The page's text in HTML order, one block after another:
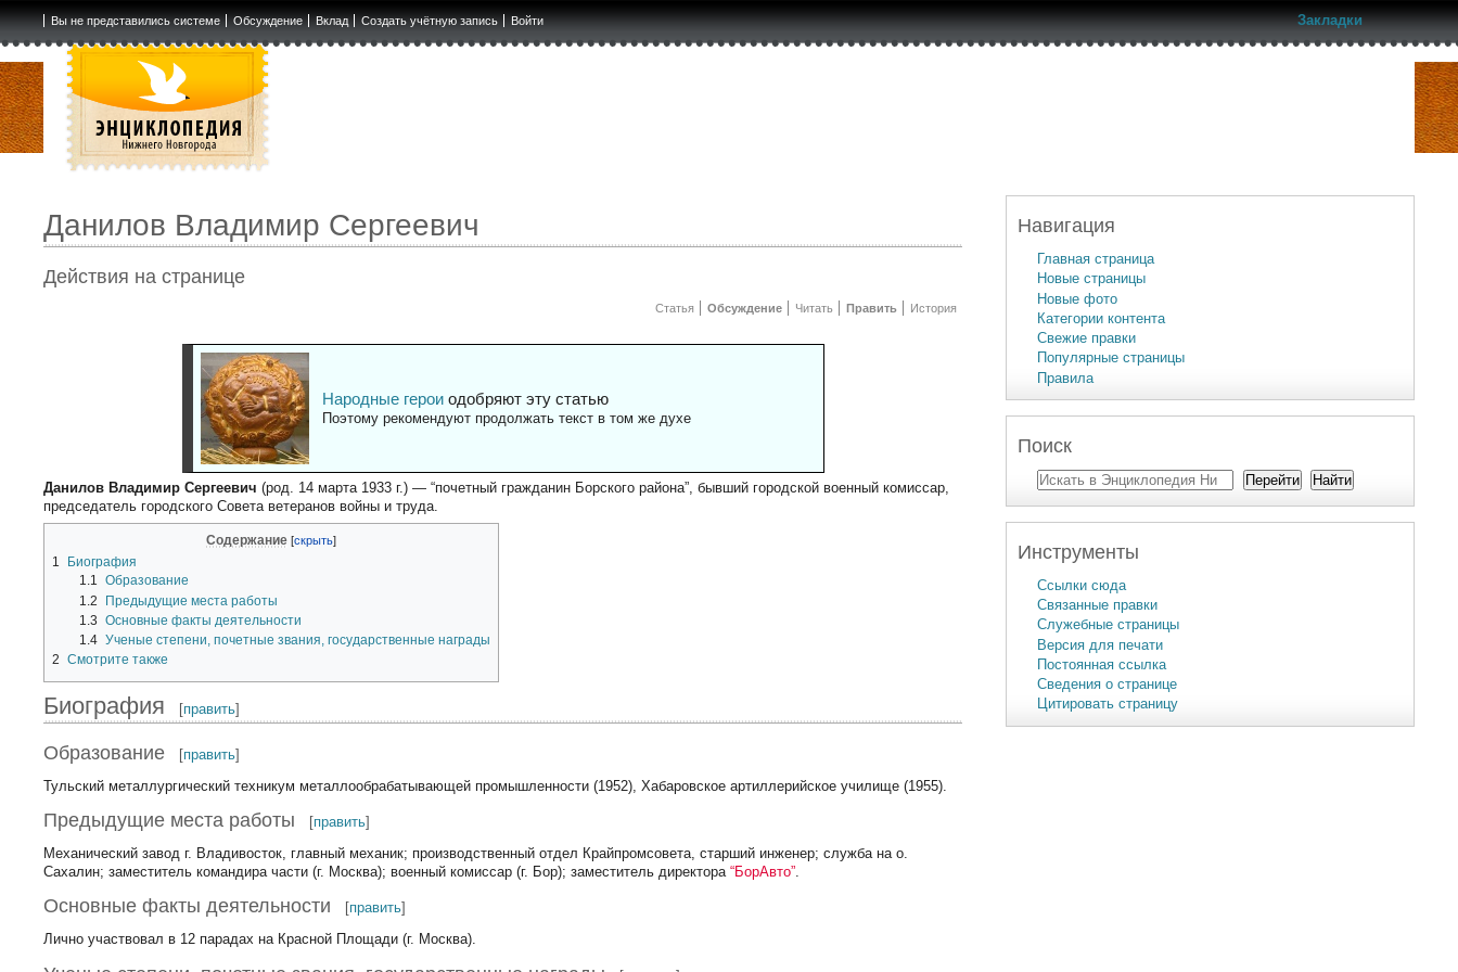
Вы не представились системе Обсуждение Вклад Создать учётную запись Войти Закладки
Данилов Владимир Сергеевич
Действия на странице
Статья Обсуждение Читать Править История
Народные героиодобряют эту статью
Поэтому рекомендуют продолжать текст в том же духе
Данилов Владимир Сергеевич (род. 14 марта 1933 г.) — “почетный гражданин Борского района”, бывший городской военный комиссар,
председатель городского Совета ветеранов войны и труда.
Содержание
1
Биография
1.1 Образование
1.2
Предыдущие места работы
1.3 Основные факты деятельности
1.4 Ученые степени, почетные звания, государственные награды
2 Смотрите также
Биография [править]
Образование [править]
Тульский металлургический техникум металлообрабатывающей промышленности (1952), Хабаровское артиллерийское училище (1955).
Предыдущие места работы [править]
Механический завод г. Владивосток, главный механик; производственный отдел Крайпромсовета, старший инженер; служба на о.
Сахалин; заместитель командира части (г. Москва); военный комиссар (г. Бор); заместитель директора“БорАвто”
Основные факты деятельности [править]
Лично участвовал в 12 парадах на Красной Площади (г. Москва).
Навигация
Главная страница
Новые страницы
Новые фото
Категории контента
Свежие правки
Популярные страницы
Правила
Поиск
Инструменты
Ссылки сюда
Связанные правки
Служебные страницы
Версия для печати
Постоянная ссылка
Сведения о странице
Цитировать страницу